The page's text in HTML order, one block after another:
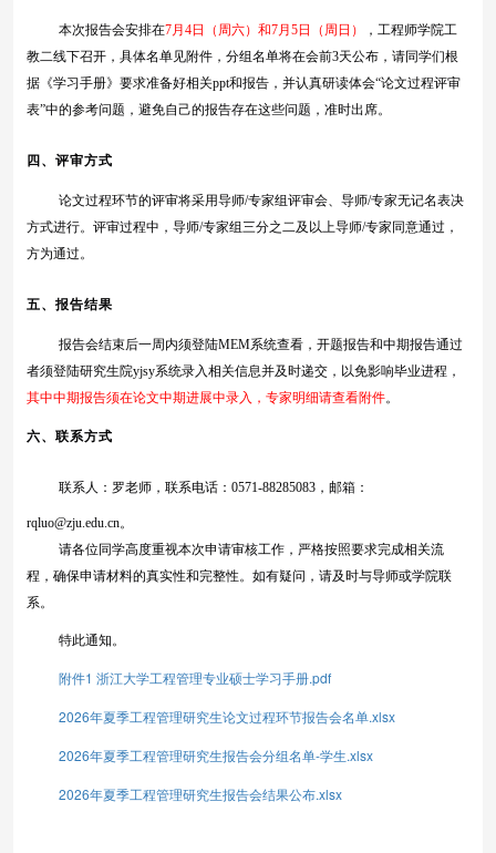
本次报告会安排在7月4日（周六）和7月5日（周日）
，工程师学院工
教二线下召开，具体名单见附件，分组名单将在会前3天公布，请同学们根
据《学习手册》要求准备好相关ppt和报告，并认真研读体会“论文过程评审
表”中的参考问题，避免自己的报告存在这些问题，准时出席。
四 、评审方式
论文过程环节的评审将采用导师/专家组评审会、导师/专家无记名表决
方式进行。评审过程中，导师/专家组三分之二及以上导师/专家同意通过，
方为通过。
五、报告结果
报告会结束后一周内须登陆MEM系统查看，开题报告和中期报告通过
者须登陆研究生院yjsy系统录入相关信息并及时递交，以免影响毕业进程，
其中中期报告须在论文中期进展中录入，专家明细请查看附件。
六、联系方式
联系人：罗老师，联系电话： 0571-88285083，邮箱：
rqluo@zju.edu.cn。
请各位同学高度重视本次申请审核工作，严格按照要求完成相关流
程，确保申请材料的真实性和完整性。如有疑问，请及时与导师或学院联
系。
特此通知。
附件1 浙江大学工程管理专业硕士学习手册.pdf
2026年夏季工程管理研究生论文过程环节报告会名单.xlsx
2026年夏季工程管理研究生报告会分组名单-学生.xlsx
2026年夏季工程管理研究生报告会结果公布.xlsx